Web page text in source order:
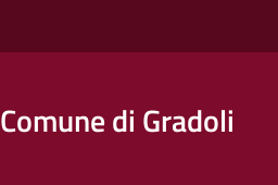
Comune di Gradoli